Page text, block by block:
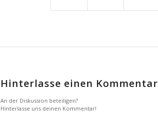
Hinterlasse einen Kommentar
An der Diskussion beteiligen?
Hinterlasse uns deinen Kommentar!